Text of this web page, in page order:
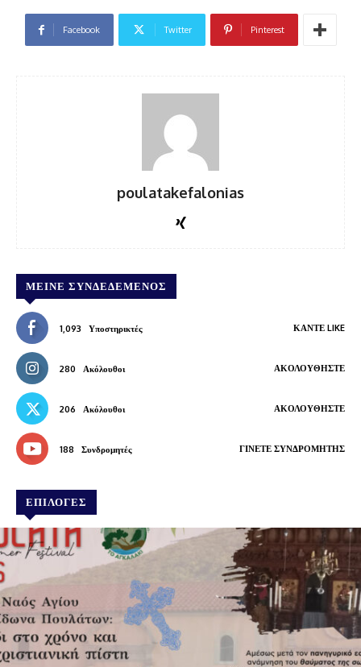
Facebook Twitter Pinterest
poulatakefalonias
ΜΕΊΝΕ ΣΥΝΔΕΔΕΜΈΝΟΣ
1,093 Υποστηρικτές ΚΆΝΤΕ LIKE
280 Ακόλουθοι ΑΚΟΛΟΥΘΉΣΤΕ
206 Ακόλουθοι ΑΚΟΛΟΥΘΉΣΤΕ
188 Συνδρομητές ΓΊΝΕΤΕ ΣΥΝΔΡΟΜΗΤΉΣ
ΕΠΙΛΟΓΕΣ